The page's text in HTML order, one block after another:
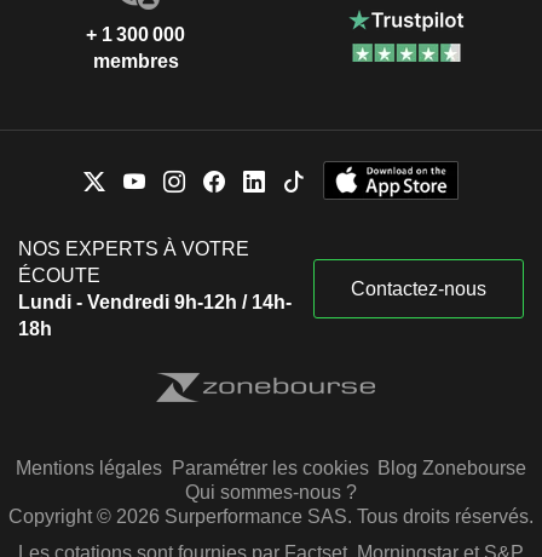
+ 1 300 000
membres
NOS EXPERTS À VOTRE
ÉCOUTE
Lundi - Vendredi 9h-12h / 14h-
18h
Contactez-nous
Mentions légales Paramétrer les cookies Blog Zonebourse
Qui sommes-nous ?
Copyright © 2026 Surperformance SAS. Tous droits réservés.
Les cotations sont fournies par Factset, Morningstar et S&P